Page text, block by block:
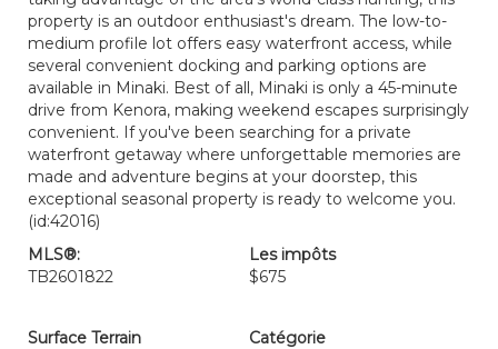
property is an outdoor enthusiast's dream. The low-to-
medium profile lot offers easy waterfront access, while
several convenient docking and parking options are
available in Minaki. Best of all, Minaki is only a 45-minute
drive from Kenora, making weekend escapes surprisingly
convenient. If you've been searching for a private
waterfront getaway where unforgettable memories are
made and adventure begins at your doorstep, this
exceptional seasonal property is ready to welcome you.
(id:42016)
MLS®:
TB2601822
Les impôts
$675
Surface Terrain
Catégorie